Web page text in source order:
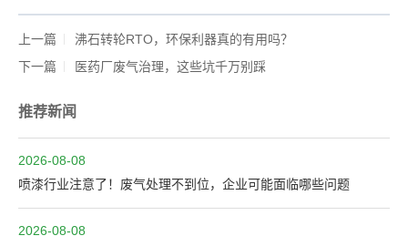
上一篇
沸石转轮RTO，环保利器真的有用吗？
下一篇
医药厂废气治理，这些坑千万别踩
推荐新闻
2026-08-08
喷漆行业注意了！废气处理不到位，企业可能面临哪些问题
2026-08-08